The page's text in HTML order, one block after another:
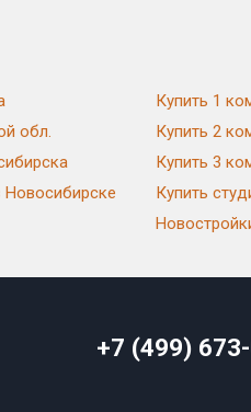
обл.
Новосибирске
Купить 1
Купить 2
Купить 3
Купить
+7 (499)